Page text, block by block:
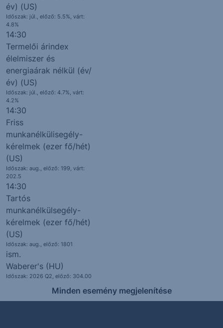
év) (US)
Időszak: júl., előző: 5.5%, várt:
4.8%
14:30
Termelői árindex
élelmiszer és
energiaárak nélkül (év/
év) (US)
Időszak: júl., előző: 4.7%, várt:
4.2%
14:30
Friss
munkanélkülisegély-
kérelmek (ezer fő/hét)
(US)
Időszak: aug., előző: 199, várt:
202.5
14:30
Tartós
munkanélkülsegély-
kérelmek (ezer fő/hét)
(US)
Időszak: aug., előző: 1801
ism.
Waberer's (HU)
Időszak: 2026 Q2, előző: 304.00
Minden esemény megjelenítése